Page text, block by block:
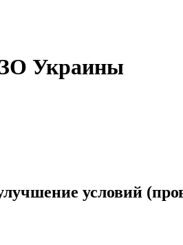
Украины
условий